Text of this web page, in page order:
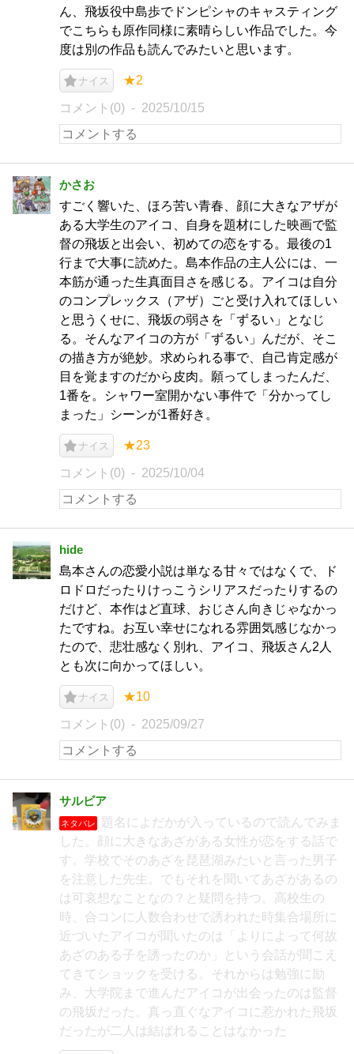
ん、飛坂役中島歩でドンピシャのキャスティング
でこちらも原作同様に素晴らしい作品でした。今
度は別の作品も読んでみたいと思います。
ナイス ★2
コメント(0) 2025/10/15
かさお
すごく響いた、ほろ苦い青春、顔に大きなアザが
ある大学生のアイコ、自身を題材にした映画で監
督の飛坂と出会い、初めての恋をする。最後の1
行まで大事に読めた。島本作品の主人公には、一
本筋が通った生真面目さを感じる。アイコは自分
のコンプレックス（アザ）ごと受け入れてほしい
と思うくせに、飛坂の弱さを「ずるい」となじ
る。そんなアイコの方が「ずるい」んだが、そこ
の描き方が絶妙。求められる事で、自己肯定感が
目を覚ますのだから皮肉。願ってしまったんだ、
1番を。シャワー室開かない事件で「分かってし
まった」シーンが1番好き。
ナイス ★23
コメント(0) 2025/10/04
hide
島本さんの恋愛小説は単なる甘々ではなくで、ド
ロドロだったりけっこうシリアスだったりするの
だけど、本作はど直球、おじさん向きじゃなかっ
たですね。お互い幸せになれる雰囲気感じなかっ
たので、悲壮感なく別れ、アイコ、飛坂さん2人
とも次に向かってほしい。
ナイス ★10
コメント(0) 2025/09/27
サルビア
ネタバレ
題名によだかが入っているので読んでみま
した。顔に大きなあざがある女性が恋をする話で
す。学校でそのあざを琵琶湖みたいと言った男子
を注意した先生。でもそれを聞いてあざがあるの
は可哀想なことなの？と疑問を持つ。高校生の
時、合コンに人数合わせで誘われた時集合場所に
近づいたアイコが聞いたのは「よりによって何故
あざのある子を誘ったのか」という会話が聞こえ
てきてショックを受ける。それからは勉強に励
み、大学院まで進んだアイコが出会ったのは監督
の飛坂だった。真っ直ぐなアイコに惹かれた飛坂
だったが二人は結ばれることはなかった